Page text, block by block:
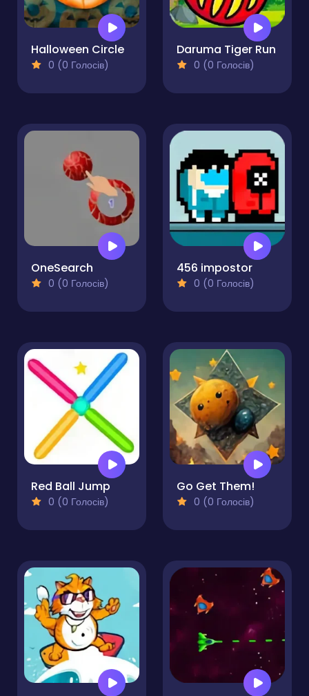
Halloween Circle
0 (0 Голосів)
Daruma Tiger Run
0 (0 Голосів)
OneSearch
0 (0 Голосів)
456 impostor
0 (0 Голосів)
Red Ball Jump
0 (0 Голосів)
Go Get Them!
0 (0 Голосів)